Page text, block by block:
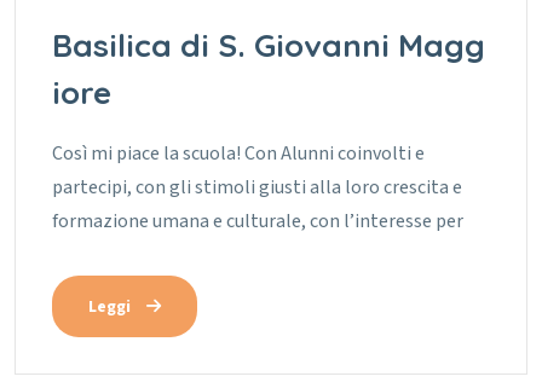
Basilica di S. Giovanni Magg
iore
Così mi piace la scuola! Con Alunni coinvolti e
partecipi, con gli stimoli giusti alla loro crescita e
formazione umana e culturale, con l’interesse per
Leggi